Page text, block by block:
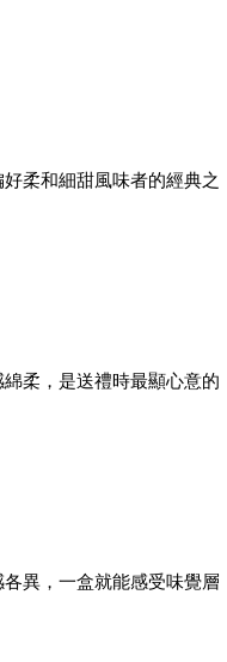
柔和細甜風味者的經典之
柔，是送禮時最顯心意的
異，一盒就能感受味覺層